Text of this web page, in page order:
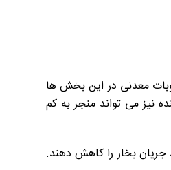
معدنی در این بخش ها
نیز می تواند منجر به کم
جریان بخار را کاهش دهند.